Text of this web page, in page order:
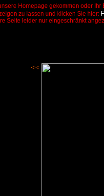
Homepage gekommen oder
zu lassen und klicken Sie hier:
Seite leider nur eingeschränkt
<<